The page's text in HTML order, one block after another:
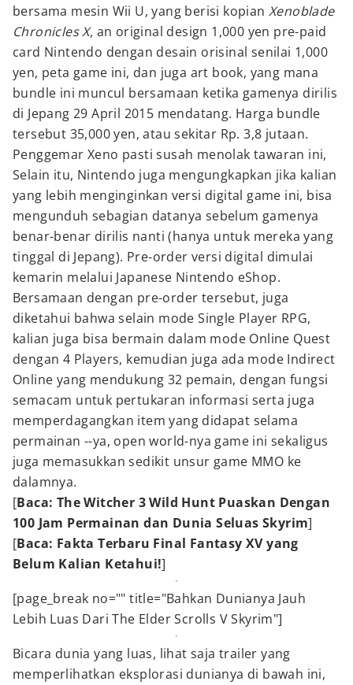
bersama mesin Wii U, yang berisi kopian Xenoblade
Chronicles X, an original design 1,000 yen pre-paid
card Nintendo dengan desain orisinal senilai 1,000
yen, peta game ini, dan juga art book, yang mana
bundle ini muncul bersamaan ketika gamenya dirilis
di Jepang 29 April 2015 mendatang. Harga bundle
tersebut 35,000 yen, atau sekitar Rp. 3,8 jutaan.
Penggemar Xeno pasti susah menolak tawaran ini,
Selain itu, Nintendo juga mengungkapkan jika kalian
yang lebih menginginkan versi digital game ini, bisa
mengunduh sebagian datanya sebelum gamenya
benar-benar dirilis nanti (hanya untuk mereka yang
tinggal di Jepang). Pre-order versi digital dimulai
kemarin melalui Japanese Nintendo eShop.
Bersamaan dengan pre-order tersebut, juga
diketahui bahwa selain mode Single Player RPG,
kalian juga bisa bermain dalam mode Online Quest
dengan 4 Players, kemudian juga ada mode Indirect
Online yang mendukung 32 pemain, dengan fungsi
semacam untuk pertukaran informasi serta juga
memperdagangkan item yang didapat selama
permainan --ya, open world-nya game ini sekaligus
juga memasukkan sedikit unsur game MMO ke
dalamnya.
[Baca: The Witcher 3 Wild Hunt Puaskan Dengan
100 Jam Permainan dan Dunia Seluas Skyrim]
[Baca: Fakta Terbaru Final Fantasy XV yang
Belum Kalian Ketahui!]
[page_break no="" title="Bahkan Dunianya Jauh
Lebih Luas Dari The Elder Scrolls V Skyrim"]
Bicara dunia yang luas, lihat saja trailer yang
memperlihatkan eksplorasi dunianya di bawah ini,